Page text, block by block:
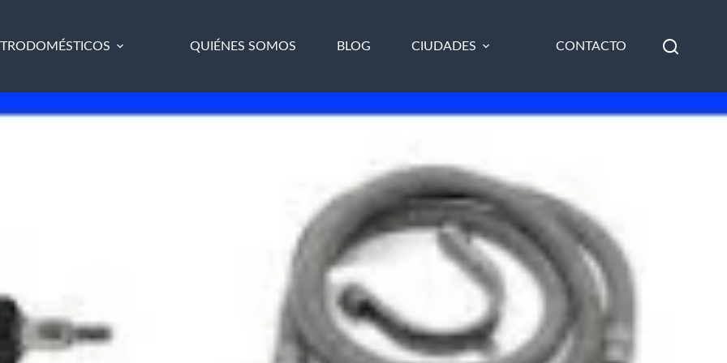
QUIÉNES SOMOS BLOG CIUDADES CONTACTO